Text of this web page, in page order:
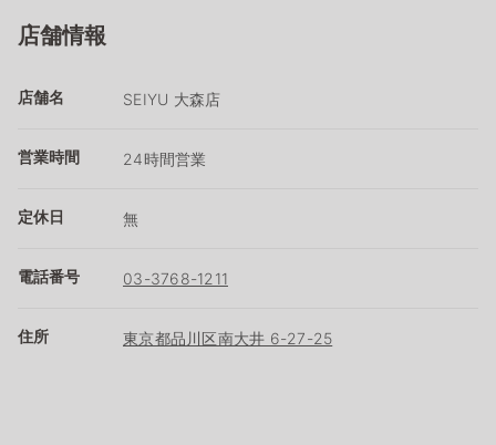
店舗情報
店舗名 SEIYU 大森店
営業時間 24時間営業
定休日 無
電話番号 03-3768-1211
住所 東京都品川区南大井 6-27-25